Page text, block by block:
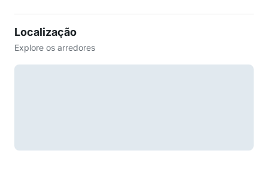
Localização
Explore os arredores